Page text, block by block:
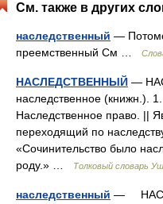
См. также в других
наследственный —
преемственный См …
НАСЛЕДСТВЕННЫЙ —
наследственное (книжн.).
Наследственное право. ||
переходящий по
«Сочинительство было
роду.» …
Толковый словарь
наследственный —